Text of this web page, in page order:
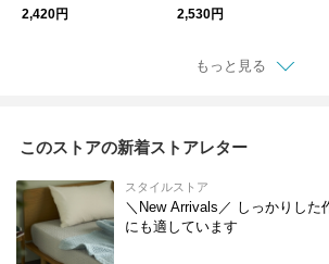
2,420円
2,530円
もっと見る
このストアの新着ストアレター
スタイルストア
＼New Arrivals／ しっかりした
にも適しています